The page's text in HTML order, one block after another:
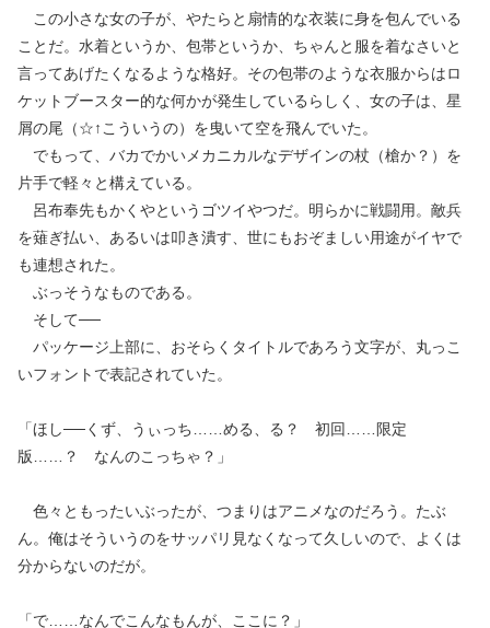
この小さな女の子が、やたらと扇情的な衣装に身を包んでいる
ことだ。水着というか、包帯というか、ちゃんと服を着なさいと
言ってあげたくなるような格好。その包帯のような衣服からはロ
ケットブースター的な何かが発生しているらしく、女の子は、星
屑の尾（☆↑こういうの）を曳いて空を飛んでいた。
でもって、バカでかいメカニカルなデザインの杖（槍か？）を
片手で軽々と構えている。
呂布奉先もかくやというゴツイやつだ。明らかに戦闘用。敵兵
を薙ぎ払い、あるいは叩き潰す、世にもおぞましい用途がイヤで
も連想された。
ぶっそうなものである。
そして──
パッケージ上部に、おそらくタイトルであろう文字が、丸っこ
いフォントで表記されていた。
「ほし──くず、うぃっち……める、る？ 初回……限定
版……？ なんのこっちゃ？」
色々ともったいぶったが、つまりはアニメなのだろう。たぶ
ん。俺はそういうのをサッパリ見なくなって久しいので、よくは
分からないのだが。
「で……なんでこんなもんが、ここに？」